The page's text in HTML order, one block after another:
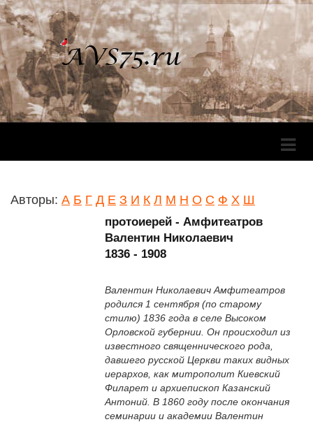
Авторы: А Б Г Д Е З И К Л М Н О С Ф Х Ш
протоиерей - Амфитеатров
Валентин Николаевич
1836 - 1908
Валентин Николаевич Амфитеатров
родился 1 сентября (по старому
стилю) 1836 года в селе Высоком
Орловской губернии. Он происходил из
известного священнического рода,
давшего русской Церкви таких видных
иерархов, как митрополит Киевский
Филарет и архиепископ Казанский
Антоний. В 1860 году после окончания
семинарии и академии Валентин